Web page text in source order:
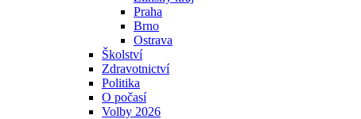
Praha
Brno
Ostrava
Školství
Zdravotnictví
Politika
O počasí
Volby 2026